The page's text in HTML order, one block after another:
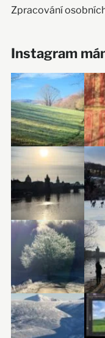
Zpracování
Instagram